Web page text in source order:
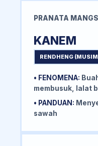
PRANATA
KANEM
RENDHENG
• FENOMENA:
membusuk, lalat
• PANDUAN:
sawah